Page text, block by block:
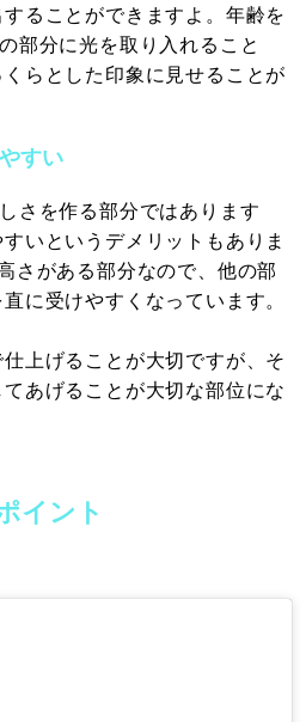
ることができますよ。年齢を
部分に光を取り入れること
らとした印象に見せることが
すい
さを作る部分ではあります
いというデメリットもありま
さがある部分なので、他の部
に受けやすくなっています。
上げることが大切ですが、そ
あげることが大切な部位にな
イント